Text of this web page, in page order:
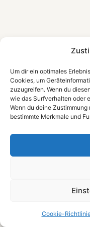
Um dir ein optimales
Cookies, um
zuzugreifen. Wenn du
wie das Surfverhalten oder
Wenn du deine
bestimmte Merkmale und
Cookie-